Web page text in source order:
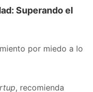
Superando el
por miedo a lo
, recomienda